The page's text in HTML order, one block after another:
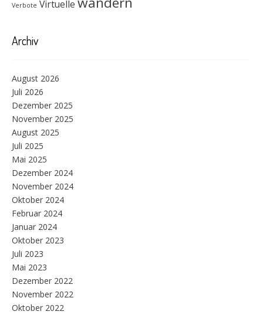
Verbote Virtuelle
Archiv
August 2026
Juli 2026
Dezember 2025
November 2025
August 2025
Juli 2025
Mai 2025
Dezember 2024
November 2024
Oktober 2024
Februar 2024
Januar 2024
Oktober 2023
Juli 2023
Mai 2023
Dezember 2022
November 2022
Oktober 2022